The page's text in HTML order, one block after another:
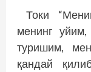
Токи
менинг
туришим,
қандай